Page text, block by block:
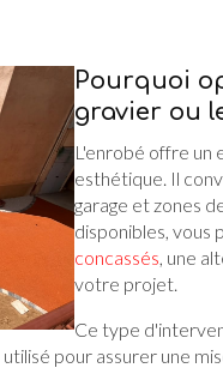
Pourquoi
gravier ou
L'enrobé offre un
esthétique. Il
garage et zones
disponibles, vous
concassés, une
votre projet.
Ce type
utilisé pour assurer une